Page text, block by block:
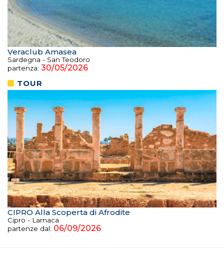
Veraclub Amasea
Sardegna - San Teodoro
partenza: 30/05/2026
TOUR
CIPRO Alla Scoperta di Afrodite
Cipro - Larnaca
partenze dal: 06/09/2026